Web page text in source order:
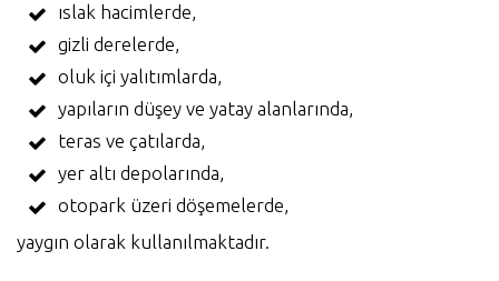
ıslak hacimlerde,
gizli derelerde,
oluk içi yalıtımlarda,
yapıların düşey ve yatay alanlarında,
teras ve çatılarda,
yer altı depolarında,
otopark üzeri döşemelerde,
yaygın olarak kullanılmaktadır.